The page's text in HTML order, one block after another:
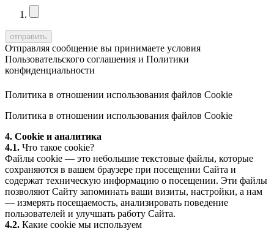
Отправляя сообщение вы принимаете условия
Пользовательского соглашения и Политики
конфиденциальности
Политика в отношении использования файлов Cookie
Политика в отношении использования файлов Cookie
4. Cookie и аналитика
4.1. Что такое cookie?
Файлы cookie — это небольшие текстовые файлы, которые
сохраняются в вашем браузере при посещении Сайта и
содержат техническую информацию о посещении. Эти файлы
позволяют Сайту запоминать ваши визиты, настройки, а нам
— измерять посещаемость, анализировать поведение
пользователей и улучшать работу Сайта.
4.2. Какие cookie мы используем